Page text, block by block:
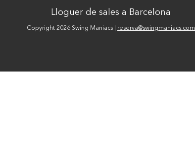
Lloguer de sales a Barcelona
Copyright 2026 Swing Maniacs | reserva@swingmaniacs.com